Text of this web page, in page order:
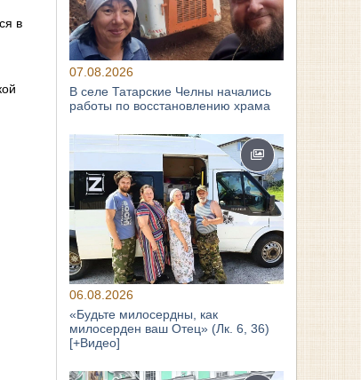
в
07.08.2026
В селе Татарские Челны начались
работы по восстановлению храма
06.08.2026
«Будьте милосердны, как
милосерден ваш Отец» (Лк. 6, 36)
[+Видео]